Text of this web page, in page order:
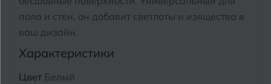
пола и стен, он добавит светлоты и изящества в
ваш дизайн.
Характеристики
Цвет Белый
Ковров
Кострома
У Улан-Удэ